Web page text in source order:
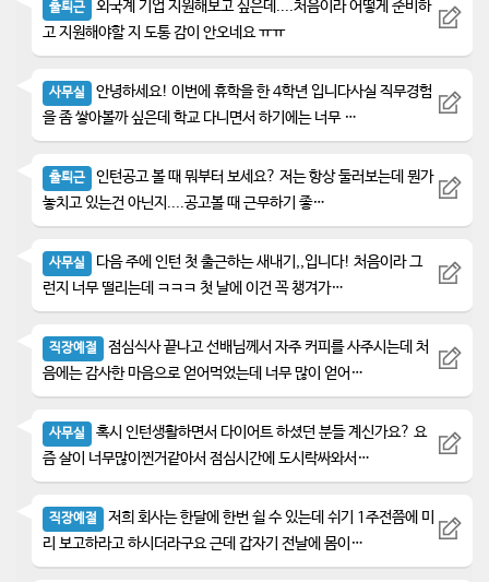
출퇴근
외국계 기업 지원해보고 싶은데....처음이라 어떻게 준비하
고 지원해야할 지 도통 감이 안오네요 ㅠㅠ
사무실
안녕하세요! 이번에 휴학을 한 4학년 입니다사실 직무경험
을 좀 쌓아볼까 싶은데 학교 다니면서 하기에는 너무 …
출퇴근
인턴공고 볼 때 뭐부터 보세요? 저는 항상 둘러보는데 뭔가
놓치고 있는건 아닌지....공고볼 때 근무하기 좋…
사무실
다음 주에 인턴 첫 출근하는 새내기,,입니다! 처음이라 그
런지 너무 떨리는데 ㅋㅋㅋ 첫 날에 이건 꼭 챙겨가…
직장예절
점심식사 끝나고 선배님께서 자주 커피를 사주시는데 처
음에는 감사한 마음으로 얻어먹었는데 너무 많이 얻어…
사무실
혹시 인턴생활하면서 다이어트 하셨던 분들 계신가요? 요
즘 살이 너무많이찐거같아서 점심시간에 도시락싸와서…
직장예절
저희 회사는 한달에 한번 쉴 수 있는데 쉬기 1주전쯤에 미
리 보고하라고 하시더라구요 근데 갑자기 전날에 몸이…